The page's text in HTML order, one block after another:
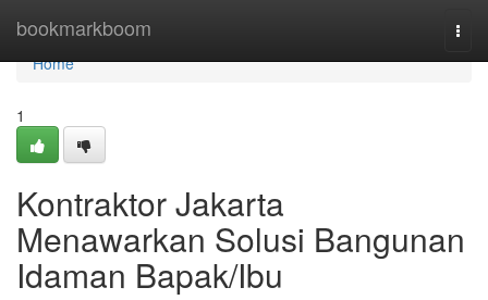
bookmarkboom
Home
Home
1
Kontraktor Jakarta
Menawarkan Solusi Bangunan
Idaman Bapak/Ibu